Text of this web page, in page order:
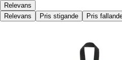
Relevans
Relevans
Pris stigande Pris